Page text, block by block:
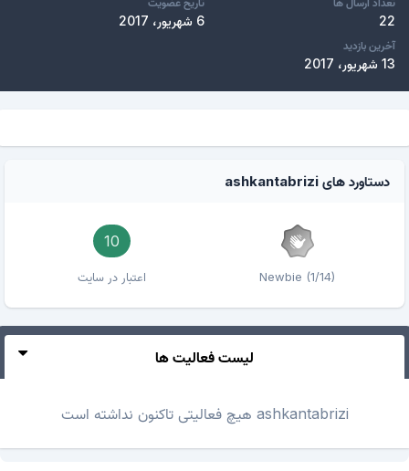
22 6 شهریور، 2017
آخرین بازدید
13 شهریور، 2017
دستاورد های ashkantabrizi
Newbie (1/14)
10
اعتبار در سایت
لیست فعالیت ها
ashkantabrizi هیچ فعالیتی تاکنون نداشته است